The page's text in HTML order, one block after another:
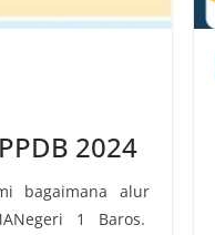
2024
bagaimana alur
1 Baros.